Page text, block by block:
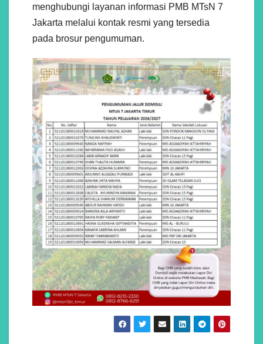
menghubungi layanan informasi PMB MTsN 7
Jakarta melalui kontak resmi yang tersedia
pada brosur pengumuman.